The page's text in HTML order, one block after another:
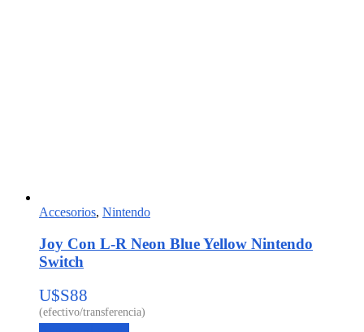
Accesorios, Nintendo
Joy Con L-R Neon Blue Yellow Nintendo
Switch
U$S88